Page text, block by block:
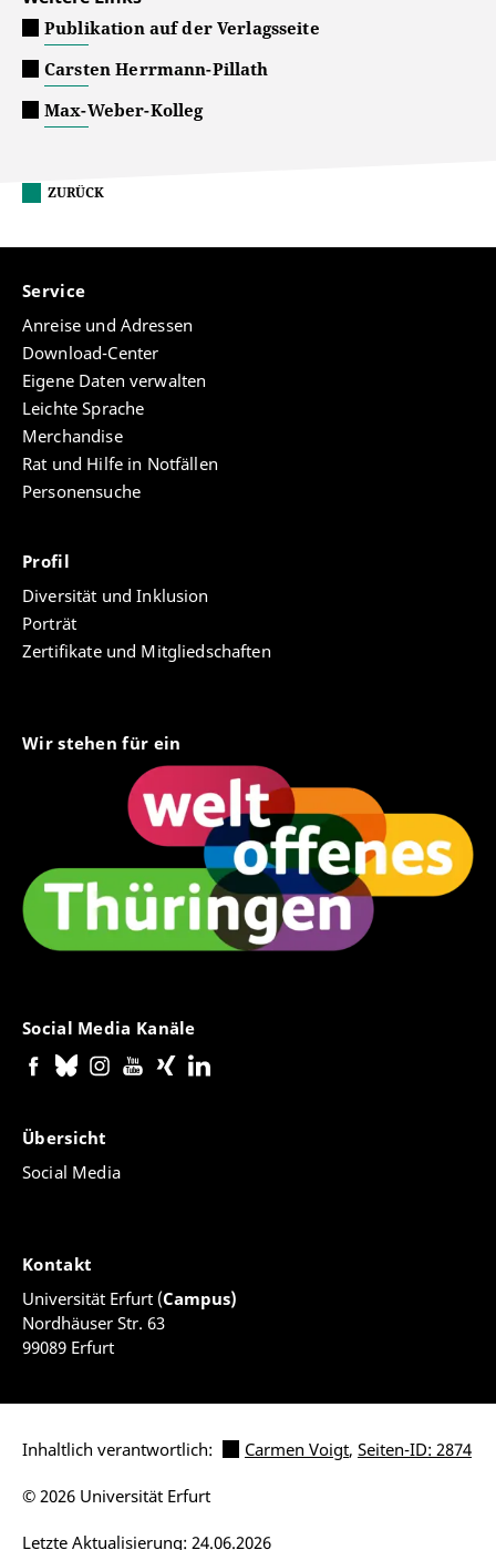
Publikation auf der Verlagsseite
Carsten Herrmann-Pillath
Max-Weber-Kolleg
ZURÜCK
Service
Anreise und Adressen
Download-Center
Eigene Daten verwalten
Leichte Sprache
Merchandise
Rat und Hilfe in Notfällen
Personensuche
Profil
Diversität und Inklusion
Porträt
Zertifikate und Mitgliedschaften
Wir stehen für ein
Social Media Kanäle
Übersicht
Social Media
Kontakt
Universität Erfurt (Campus)
Nordhäuser Str. 63
99089 Erfurt
Inhaltlich verantwortlich: Carmen Voigt, Seiten-ID: 2874
Letzte Aktualisierung: 24.06.2026
© 2026 Universität Erfurt